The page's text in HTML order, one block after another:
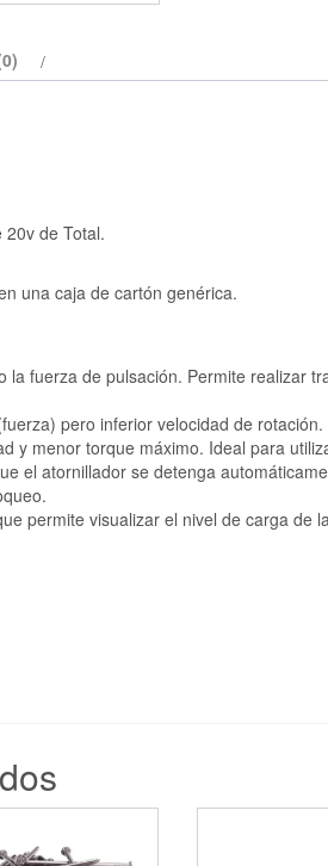
de Total.
una caja de cartón genérica.
fuerza de pulsación. Permite realizar
pero inferior velocidad de
y menor torque máximo. Ideal para
el atornillador se detenga
permite visualizar el nivel de carga de